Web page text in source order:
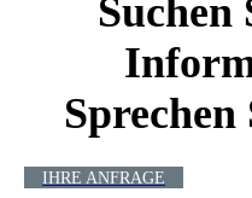
Suchen
Sprechen
IHRE ANFRAGE